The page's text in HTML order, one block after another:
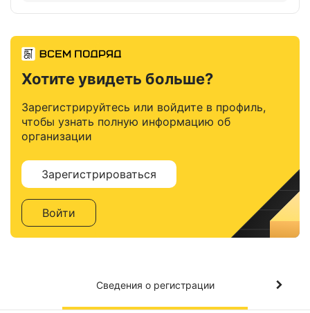
Хотите увидеть больше?
Зарегистрируйтесь или войдите в профиль,
чтобы узнать полную информацию об
организации
Зарегистрироваться
Войти
Сведения о регистрации